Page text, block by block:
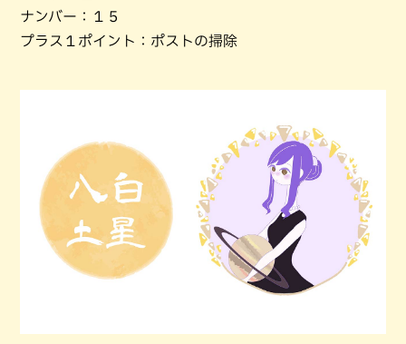
ナンバー：１５
プラス１ポイント：ポストの掃除